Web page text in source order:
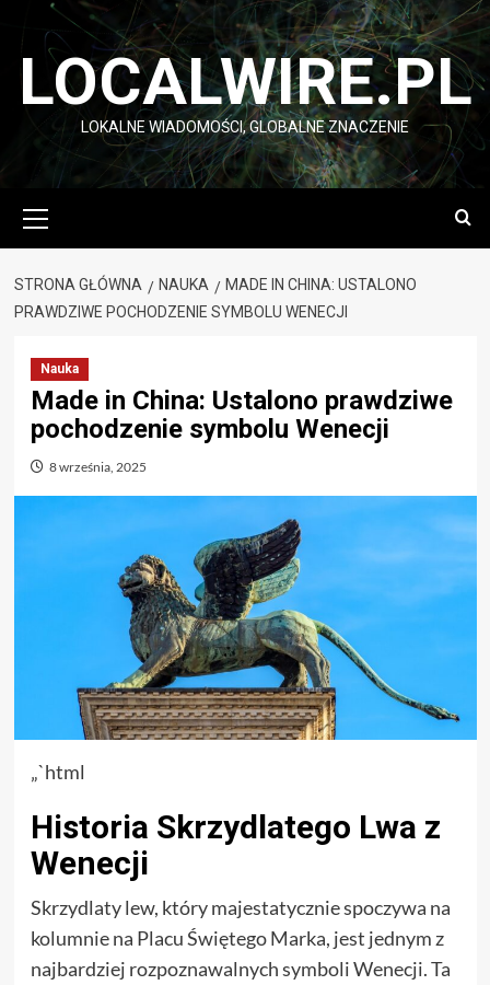
Przejdź
LOCALWIRE.PL
LOKALNE WIADOMOŚCI, GLOBALNE ZNACZENIE
główne
STRONA GŁÓWNA NAUKA
MADE IN CHINA: USTALONO
PRAWDZIWE POCHODZENIE SYMBOLU WENECJI
Nauka
Made in China: Ustalono prawdziwe
pochodzenie symbolu Wenecji
8 września, 2025
„`html
Historia Skrzydlatego Lwa z
Wenecji
Skrzydlaty lew, który majestatycznie spoczywa na
kolumnie na Placu Świętego Marka, jest jednym z
najbardziej rozpoznawalnych symboli Wenecji. Ta